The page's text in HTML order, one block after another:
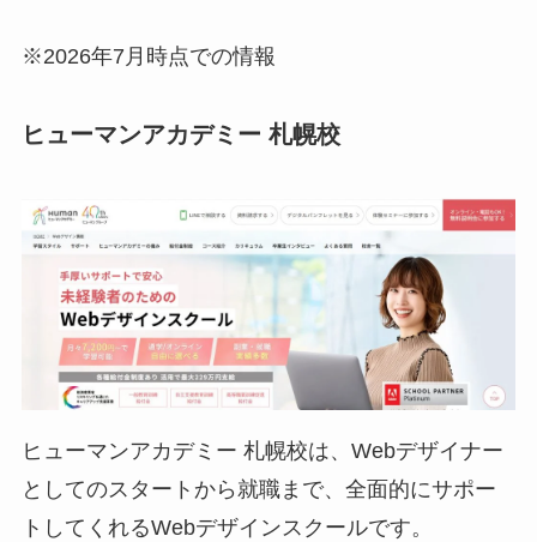
※2026年7月時点での情報
ヒューマンアカデミー 札幌校
ヒューマンアカデミー 札幌校は、Webデザイナー
としてのスタートから就職まで、全面的にサポー
トしてくれるWebデザインスクールです。